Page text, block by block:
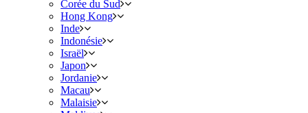
Corée du Sud
Hong Kong
Inde
Indonésie
Israël
Japon
Jordanie
Macau
Malaisie